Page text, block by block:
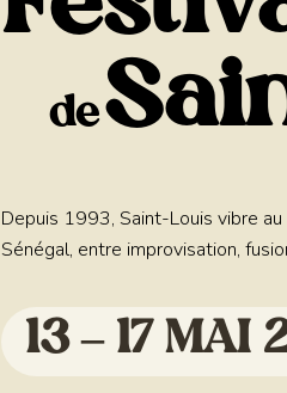
de
Depuis 1993, Saint-Louis vibre
Sénégal, entre improvisation,
13 – 17 MAI